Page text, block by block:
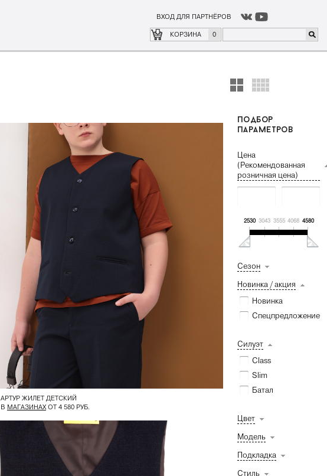
ВХОД ДЛЯ ПАРТНЁРОВ
КОРЗИНА 0
подбор
параметров
Цена
(Рекомендованная
розничная цена)
2530 3043 3555 4068 4580
Сезон
Новинка / акция
Новинка
Спецпредложение
Силуэт
Class
Slim
Батал
Цвет
Модель
Подкладка
Стиль
АРТУР ЖИЛЕТ ДЕТСКИЙ
В МАГАЗИНАХОТ 4 580 РУБ.